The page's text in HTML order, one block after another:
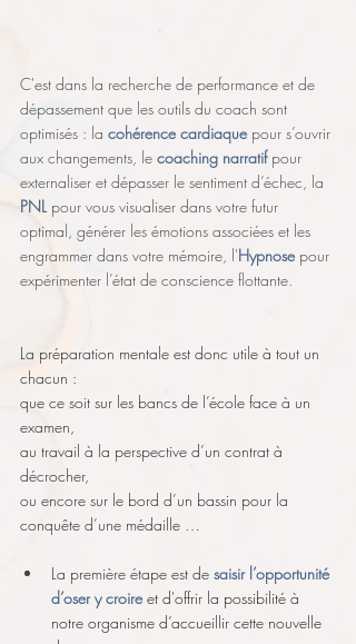
C'est dans la recherche de performance et de
dépassement que les outils du coach sont
optimisés : la cohérence cardiaque pour s’ouvrir
aux changements, le coaching narratif pour
externaliser et dépasser le sentiment d’échec, la
PNL pour vous visualiser dans votre futur
optimal, générer les émotions associées et les
engrammer dans votre mémoire, l'Hypnose pour
expérimenter l’état de conscience flottante.
La préparation mentale est donc utile à tout un
chacun :
que ce soit sur les bancs de l’école face à un
examen,
au travail à la perspective d’un contrat à
décrocher,
ou encore sur le bord d’un bassin pour la
conquête d’une médaille …
La première étape est de saisir l’opportunité
d’oser y croire et d'offrir la possibilité à
notre organisme d’accueillir cette nouvelle